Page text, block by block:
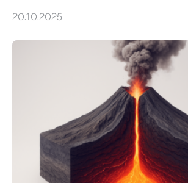
Sedimenten zu finden sind. Nun ist es
Domänen auf einem dieser
einer raffinierten Methode an der
Röntgenquelle zu kartieren. Ihre
diese Partikel es den Organismen
könnten, winzige Schwankungen
Richtung als auch in der Intensität des
wahrzunehmen. Dadurch konnten sie
über den Ozean navigieren. Vor einigen
20.10.2025